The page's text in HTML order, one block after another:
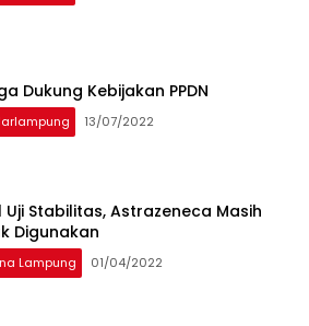
Dukung Kebijakan PPDN
13/07/2022
Uji Stabilitas, Astrazeneca Masih
Digunakan
Lampung 01/04/2022